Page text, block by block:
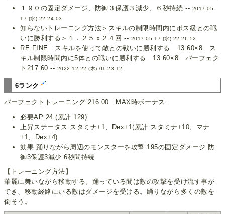
１９０の固定ダメージ、防御３保護３減少、６秒持続 -- 2017-05-
17 (水) 22:24:03
知らないトレーニング方法＞スキルの制限時間内にボス級との戦
いに勝利する＞１．２５ｘ２４回 -- 2017-05-17 (水) 22:26:52
RE:FINE スキルを使って敵との戦いに勝利する 13.60×8 ス
キル制限時間内に5体との戦いに勝利する 13.60×8 パーフェク
ト217.60 -- 2022-12-22 (木) 01:23:12
6ランク
パーフェクトトレーニング:216.00 MAX時ボーナス:
必要AP:24 (累計:129)
上昇ステータス:スタミナ+1、Dex+1(累計:スタミナ+10、マナ
+1、Dex+4)
効果:踊りながら周辺のモンスターを攻撃 195の固定ダメージ 防
御3保護3減少 6秒間持続
【トレーニング方法】
華麗に舞いながら移動する。踊っている間は敵の攻撃を受け流す事が
でき、移動経路にいる敵はダメージを受ける。踊りながら多くの敵を
倒そう。